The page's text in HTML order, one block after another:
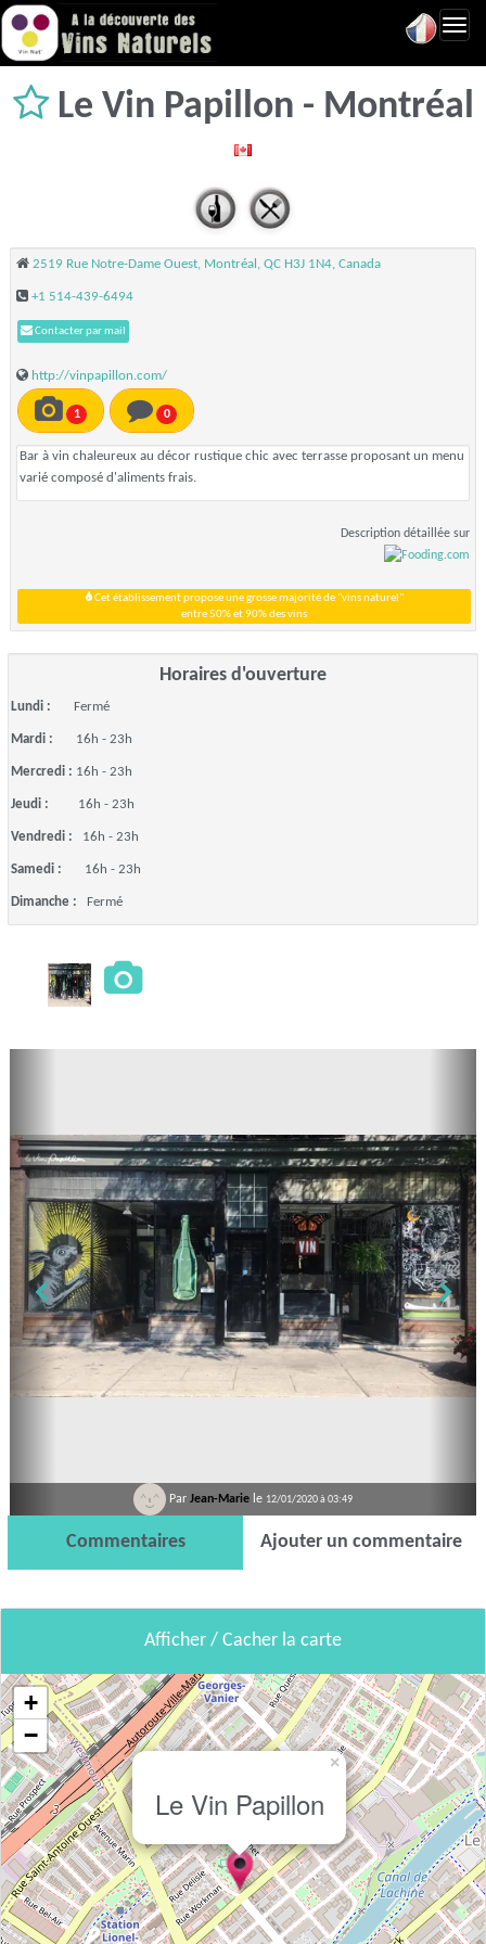
Le Vin Papillon - Montréal
2519 Rue Notre-Dame Ouest, Montréal, QC H3J 1N4, Canada
+1 514-439-6494
Contacter par mail
http://vinpapillon.com/
1 0
Bar à vin chaleureux au décor rustique chic avec terrasse proposant un menu
varié composé d'aliments frais.
Description détaillée sur
Cet établissement propose une grosse majorité de "vins naturel"
entre 50% et 90% des vins
Horaires d'ouverture
Lundi : Fermé
Mardi : 16h - 23h
Mercredi : 16h - 23h
Jeudi : 16h - 23h
Vendredi : 16h - 23h
Samedi : 16h - 23h
Dimanche : Fermé
Par Jean-Marie le 12/01/2020 à 03:49
Commentaires Ajouter un commentaire
Afficher / Cacher la carte
Le Vin Papillon
×
+
−